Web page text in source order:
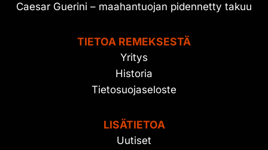
Caesar Guerini – maahantuojan pidennetty takuu
TIETOA REMEKSESTÄ
Yritys
Historia
Tietosuojaseloste
LISÄTIETOA
Uutiset